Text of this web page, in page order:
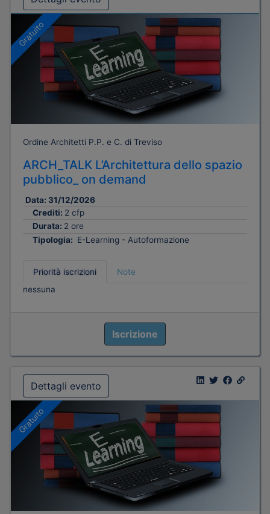
Gratuito
Ordine Architetti P.P. e C. di Treviso
ARCH_TALK L’Architettura dello spazio
pubblico_ on demand
Data: 31/12/2026
Crediti: 2 cfp
Durata: 2 ore
Tipologia: E-Learning - Autoformazione
Priorità iscrizioni
Note
nessuna
Iscrizione
Dettagli evento
Gratuito